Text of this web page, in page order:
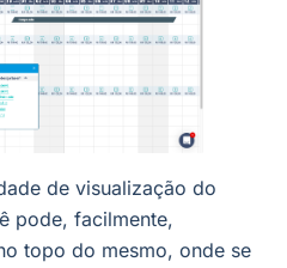
de visualização do
pode, facilmente,
topo do mesmo, onde se